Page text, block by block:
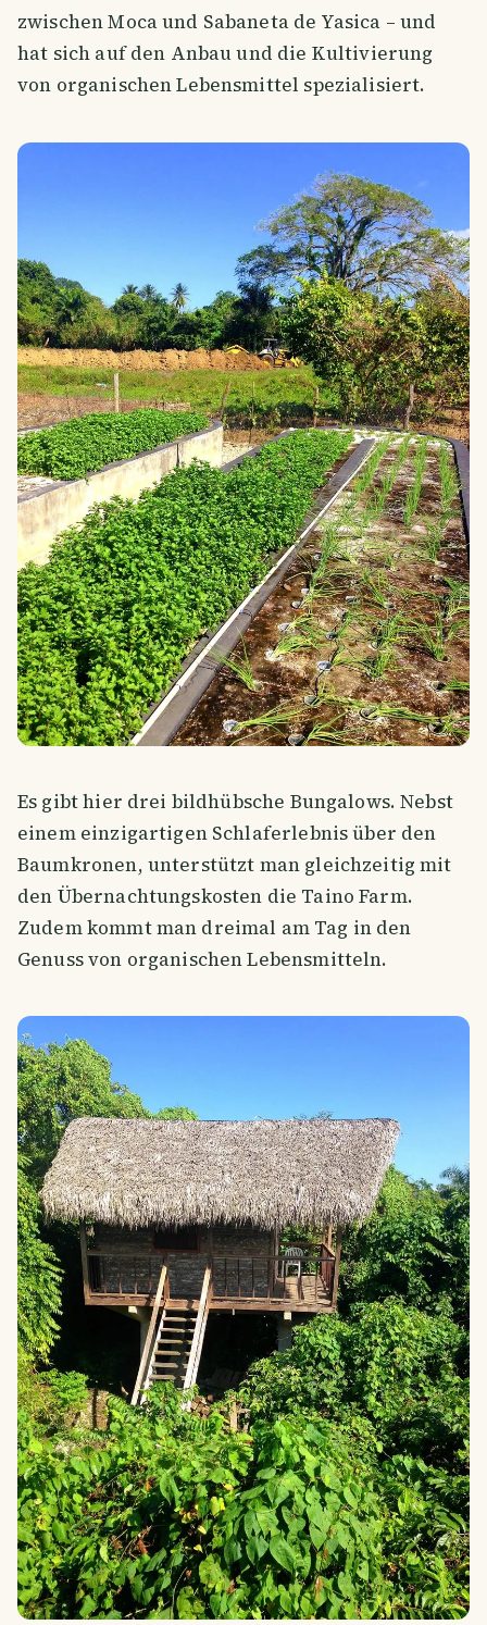
zwischen Moca und Sabaneta de Yasica – und
hat sich auf den Anbau und die Kultivierung
von organischen Lebensmittel spezialisiert.
Es gibt hier drei bildhübsche Bungalows. Nebst
einem einzigartigen Schlaferlebnis über den
Baumkronen, unterstützt man gleichzeitig mit
den Übernachtungskosten die Taino Farm.
Zudem kommt man dreimal am Tag in den
Genuss von organischen Lebensmitteln.